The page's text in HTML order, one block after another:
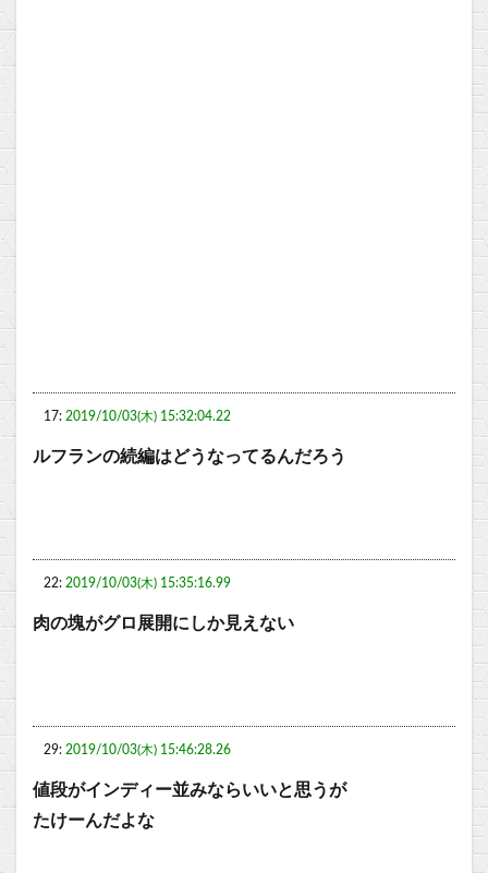
17: 2019/10/03(木) 15:32:04.22
ルフランの続編はどうなってるんだろう
22: 2019/10/03(木) 15:35:16.99
肉の塊がグロ展開にしか見えない
29: 2019/10/03(木) 15:46:28.26
値段がインディー並みならいいと思うが
たけーんだよな